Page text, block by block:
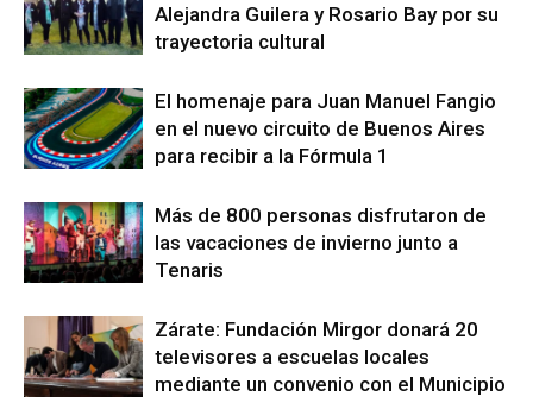
Alejandra Guilera y Rosario Bay por su
trayectoria cultural
El homenaje para Juan Manuel Fangio
en el nuevo circuito de Buenos Aires
para recibir a la Fórmula 1
Más de 800 personas disfrutaron de
las vacaciones de invierno junto a
Tenaris
Zárate: Fundación Mirgor donará 20
televisores a escuelas locales
mediante un convenio con el Municipio